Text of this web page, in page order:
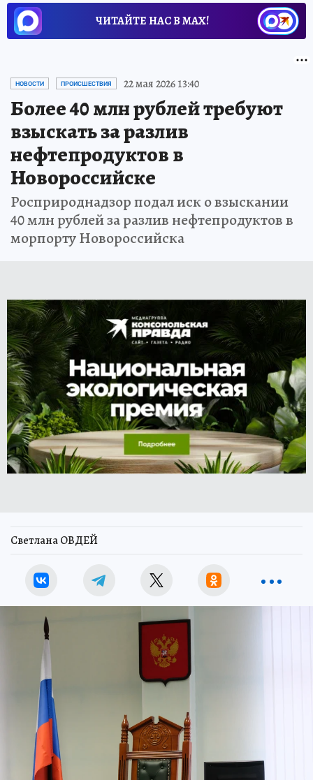
ЧИТАЙТЕ НАС В МАХ!
НОВОСТИ ПРОИСШЕСТВИЯ 22 мая 2026 13:40
Более 40 млн рублей требуют
взыскать за разлив
нефтепродуктов в
Новороссийске
Росприроднадзор подал иск о взыскании
40 млн рублей за разлив нефтепродуктов в
морпорту Новороссийска
Светлана ОВДЕЙ